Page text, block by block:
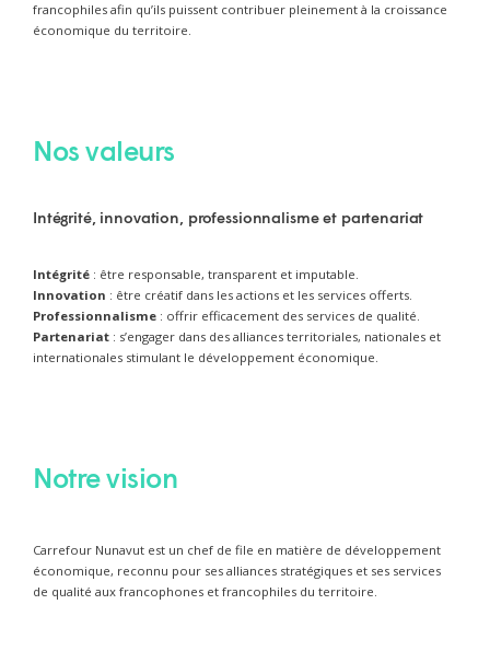
francophiles afin qu’ils puissent contribuer pleinement à la croissance
économique du territoire.
Nos valeurs
Intégrité, innovation, professionnalisme et partenariat
Intégrité : être responsable, transparent et imputable.
Innovation : être créatif dans les actions et les services offerts.
Professionnalisme : offrir efficacement des services de qualité.
Partenariat : s’engager dans des alliances territoriales, nationales et
internationales stimulant le développement économique.
Notre vision
Carrefour Nunavut est un chef de file en matière de développement
économique, reconnu pour ses alliances stratégiques et ses services
de qualité aux francophones et francophiles du territoire.